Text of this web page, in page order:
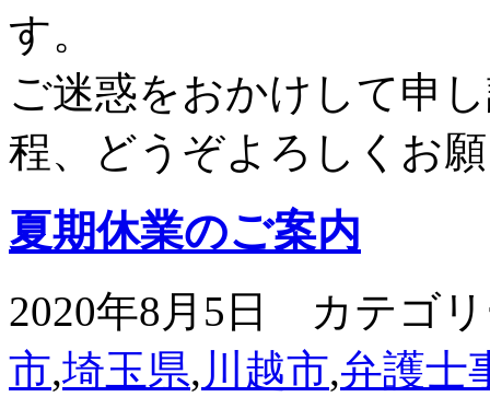
す。
ご迷惑をおかけして申
程、どうぞよろしくお
夏期休業のご案内
2020年8月5日 カテゴ
市,埼玉県, 川越市,弁護士